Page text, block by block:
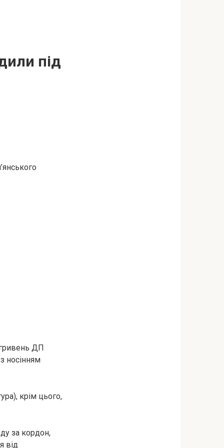
під
ДП
носінням
крім цього,
за кордон,
від